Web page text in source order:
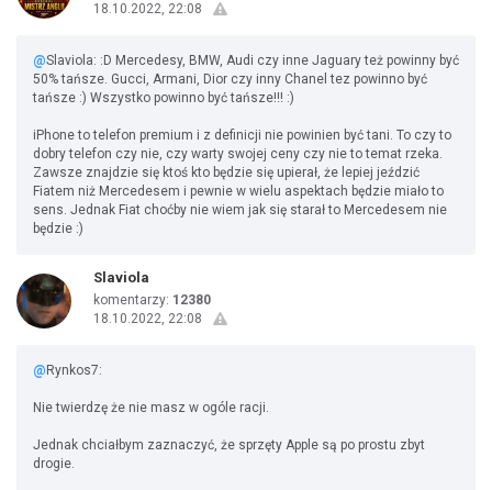
18.10.2022, 22:08
@Slaviola: :D Mercedesy, BMW, Audi czy inne Jaguary też powinny być
50% tańsze. Gucci, Armani, Dior czy inny Chanel tez powinno być
tańsze :) Wszystko powinno być tańsze!!! :)
iPhone to telefon premium i z definicji nie powinien być tani. To czy to
dobry telefon czy nie, czy warty swojej ceny czy nie to temat rzeka.
Zawsze znajdzie się ktoś kto będzie się upierał, że lepiej jeździć
Fiatem niż Mercedesem i pewnie w wielu aspektach będzie miało to
sens. Jednak Fiat choćby nie wiem jak się starał to Mercedesem nie
będzie :)
Slaviola
komentarzy: 12380
18.10.2022, 22:08
@ Rynkos7:
Nie twierdzę że nie masz w ogóle racji.
Jednak chciałbym zaznaczyć, że sprzęty Apple są po prostu zbyt
drogie.